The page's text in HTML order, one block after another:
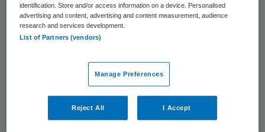
Samenwerking
functie bij de werkgeversvereniging in
Overijssel. “De zorg en welzijnssector vind
ik interessant, omdat het veelzijdig is en
continu in ontwikkeling en we voor flinke
identification. Store and/or access information on a device. Personalised
advertising and content, advertising and content measurement, audience
research and services development.
List of Partners (vendors)
Manage Preferences
Reject All I Accept